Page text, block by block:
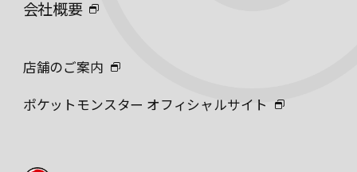
会社概要
店舗のご案内
ポケットモンスター オフィシャルサイト